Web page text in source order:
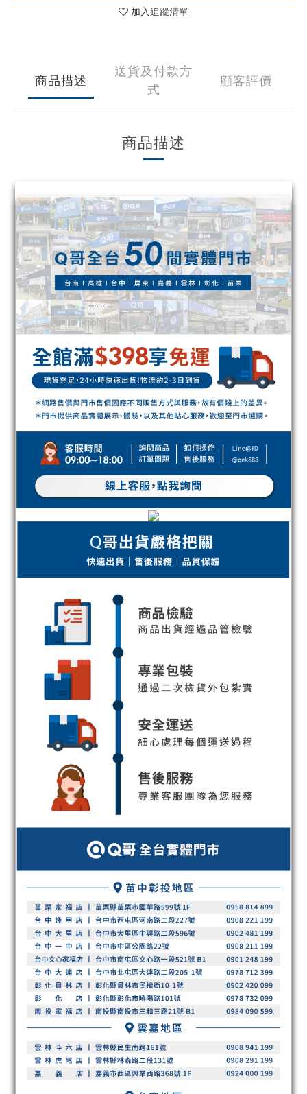
加入追蹤清單
商品描述
送貨及付款方
式
顧客評價
商品描述